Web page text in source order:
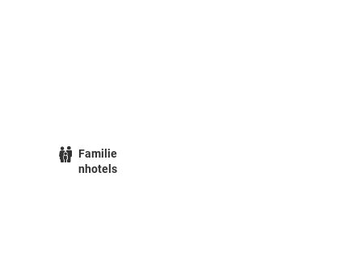
Familie
nhotels